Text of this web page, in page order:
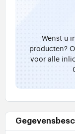
Wenst u
producten?
voor alle